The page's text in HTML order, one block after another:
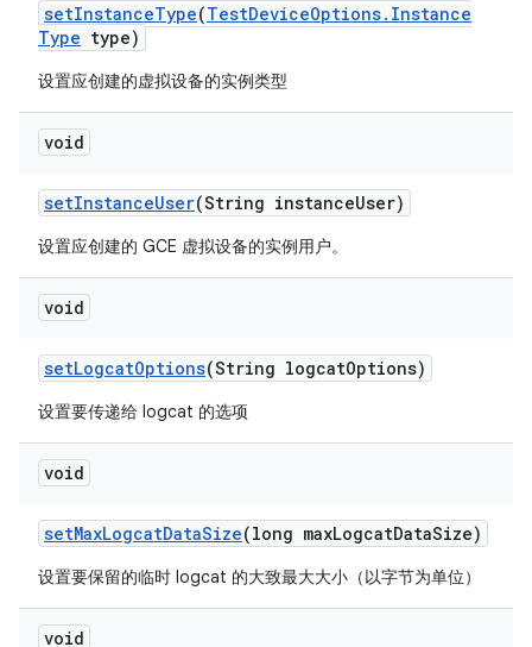
setInstanceType(TestDeviceOptions. Instance
Type type)
设置应创建的虚拟设备的实例类型
void
setInstanceUser(String instanceUser)
设置应创建的 GCE 虚拟设备的实例用户。
void
setLogcatOptions(String logcatOptions)
设置要传递给 logcat 的选项
void
setMaxLogcatDataSize(long maxLogcatDataSize)
设置要保留的临时 logcat 的大致最大大小（以字节为单位）
void